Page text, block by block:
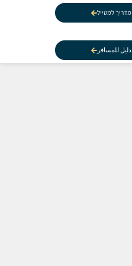
מדריך למטייל
دليل للمسافر